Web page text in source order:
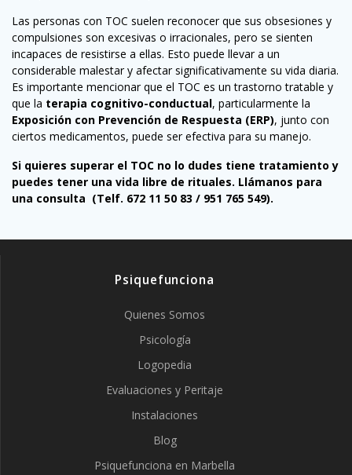
Las personas con TOC suelen reconocer que sus obsesiones y
compulsiones son excesivas o irracionales, pero se sienten
incapaces de resistirse a ellas. Esto puede llevar a un
considerable malestar y afectar significativamente su vida diaria.
Es importante mencionar que el TOC es un trastorno tratable y
que la terapia cognitivo-conductual, particularmente la
Exposición con Prevención de Respuesta (ERP), junto con
ciertos medicamentos, puede ser efectiva para su manejo.
Si quieres superar el TOC no lo dudes tiene tratamiento y
puedes tener una vida libre de rituales. Llámanos para
una consulta (Telf. 672 11 50 83 / 951 765 549).
Psiquefunciona
Quienes Somos
Psicología
Logopedia
Evaluaciones y Peritaje
Instalaciones
Blog
Psiquefunciona en Marbella